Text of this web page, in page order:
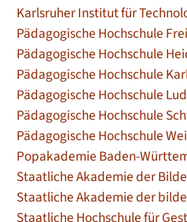
Karlsruher Institut für
Pädagogische Hochschule
Pädagogische Hochschule
Pädagogische Hochschule
Pädagogische Hochschule
Pädagogische Hochschule
Pädagogische Hochschule
Popakademie Baden-
Staatliche Akademie der
Staatliche Akademie der
Staatliche Hochschule für